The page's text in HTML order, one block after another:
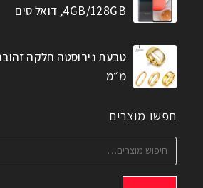
4GB/128GB, דואל סים
מ״מ
חפשו מוצרים